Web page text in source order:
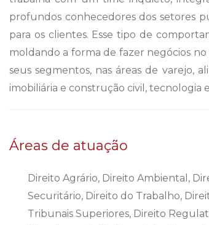
profundos conhecedores dos setores
para os clientes. Esse tipo de
moldando a forma de fazer negócios
seus segmentos, nas áreas de varejo,
imobiliária e construção civil, tecnologia
Áreas de atuação
Direito Agrário, Direito Ambiental,
Securitário, Direito do Trabalho,
Tribunais Superiores, Direito